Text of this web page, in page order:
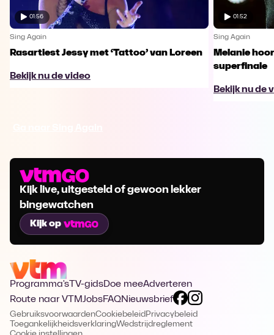
01:56
Sing Again
Rasartiest Jessy met ‘Tattoo’ van Loreen
Bekijk nu de video
01:52
Sing Again
Melanie
superfinale
Bekijk nu de
Kijk live, uitgesteld of gewoon lekker
bingewatchen
Kijk op
Programma's TV-gidsDoe meeAdverteren
Route naar VTMJobsFAQNieuwsbrief
GebruiksvoorwaardenCookiebeleid Privacybeleid
ToegankelijkheidsverklaringWedstrijdreglement